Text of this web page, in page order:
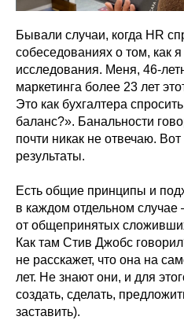
Бывали случаи, когда HR
собеседованиях о том, как
исследования. Меня, 46-
маркетинга более 23 лет
Это как бухгалтера
баланс?». Банальности
почти никак не отвечаю.
результаты.
Есть общие принципы и
в каждом отдельном случае
от общепринятых
Как там Стив Джобс
не расскажет, что она на
лет. Не знают они, и для
создать, сделать,
заставить).